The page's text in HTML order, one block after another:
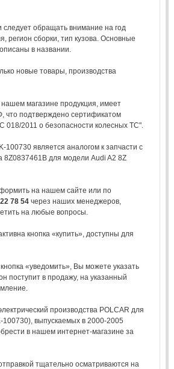
обращать внимание на год
регион сборки, тип кузова. Основные
в названии.
новые товары, производства
магазине продукция, имеет
что подтверждено сертификатом
018/2011 о безопасности колесных ТС".
100730 является аналогом к запчасти с
8Z0837461B для модели Audi A2 8Z
на нашем сайте или по
78 54через наших менеджеров,
на любые вопросы.
кнопка «купить», доступны для
«уведомить», Вы можете указать
поступит в продажу, на указанный
производства POLCAR для
100730), выпускаемых в 2000-2005
в нашем интернет-магазине за
тщательно осматриваются на